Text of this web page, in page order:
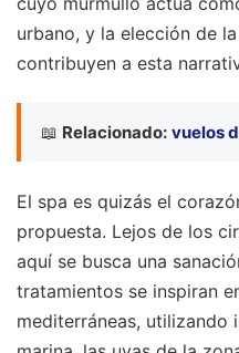
urbano, y la elección de
contribuyen a esta
📖 Relacionado: vuelos
El spa es quizás el
propuesta. Lejos de los
aquí se busca una
tratamientos se inspiran
mediterráneas, utilizando